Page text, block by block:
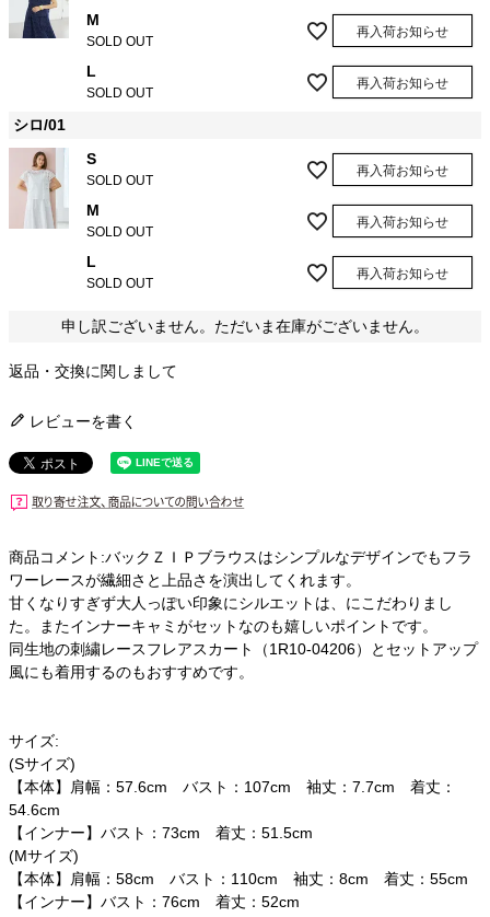
M
SOLD OUT
再入荷お知らせ
L
SOLD OUT
再入荷お知らせ
シロ/01
S
SOLD OUT
再入荷お知らせ
M
SOLD OUT
再入荷お知らせ
L
SOLD OUT
再入荷お知らせ
申し訳ございません。ただいま在庫がございません。
返品・交換に関しまして
レビューを書く
商品コメント:バックＺＩＰブラウスはシンプルなデザインでもフラ
ワーレースが繊細さと上品さを演出してくれます。
甘くなりすぎず大人っぽい印象にシルエットは、にこだわりまし
た。またインナーキャミがセットなのも嬉しいポイントです。
同生地の刺繍レースフレアスカート（1R10-04206）とセットアップ
風にも着用するのもおすすめです。
サイズ:
(Sサイズ)
【本体】肩幅：57.6cm バスト：107cm 袖丈：7.7cm 着丈：
54.6cm
【インナー】バスト：73cm 着丈：51.5cm
(Mサイズ)
【本体】肩幅：58cm バスト：110cm 袖丈：8cm 着丈：55cm
【インナー】バスト：76cm 着丈：52cm